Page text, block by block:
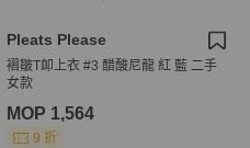
Pleats Please
褶皺T卹上衣 #3 醋酸尼龍 紅 藍 二手
女款
MOP 1,564
9 折